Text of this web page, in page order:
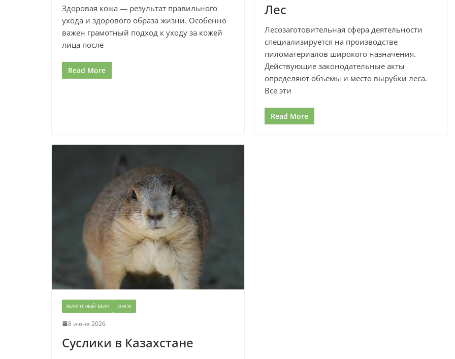
Здоровая кожа — результат правильного
ухода и здорового образа жизни. Особенно
важен грамотный подход к уходу за кожей
лица после
Read More
Лес
Лесозаготовительная сфера деятельности
специализируется на производстве
пиломатериалов широкого назначения.
Действующие законодательные акты
определяют объемы и место вырубки леса.
Все эти
Read More
ЖИВОТНЫЙ МИР ИНОЕ
8 июня 2026
Суслики в Казахстане